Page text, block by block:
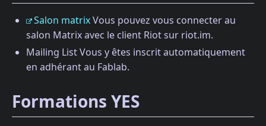
Salon matrixVous pouvez vous connecter au
salon Matrix avec le client Riot sur riot.im.
Mailing List Vous y êtes inscrit automatiquement
en adhérant au Fablab.
Formations YES